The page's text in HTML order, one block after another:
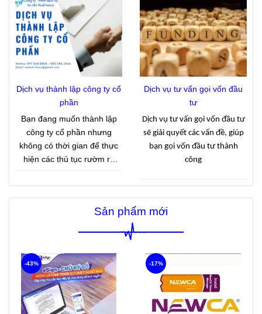
định 283/2026/NĐ-CP
, có
hiệu lực từ 10/9/2026.
thông báo doanh thu phát
sinh với cơ quan thuế đúng
thời hạn. Đây là quy định
nhằm giúp cơ quan thuế xác
định tình hình kinh doanh
lý thuế theo quy định hiện
Dịch vụ thành lập công ty cổ
phần
Bạn đang muốn thành lập
công ty cổ phần nhưng
không có thời gian để thực
hiện các thủ tục rườm rà
kinh nghiệm cung cấp dịch
vụ thành lập công ty cổ phần
giúp khách hàng nhanh
Dịch vụ tư vấn gọi vốn đầu
tư
Dịch vụ tư vấn gọi vốn đầu tư
sẽ giải quyết các vấn đề, giúp
bạn gọi vốn đầu tư thành
công
Sản phẩm mới
-43% -17%